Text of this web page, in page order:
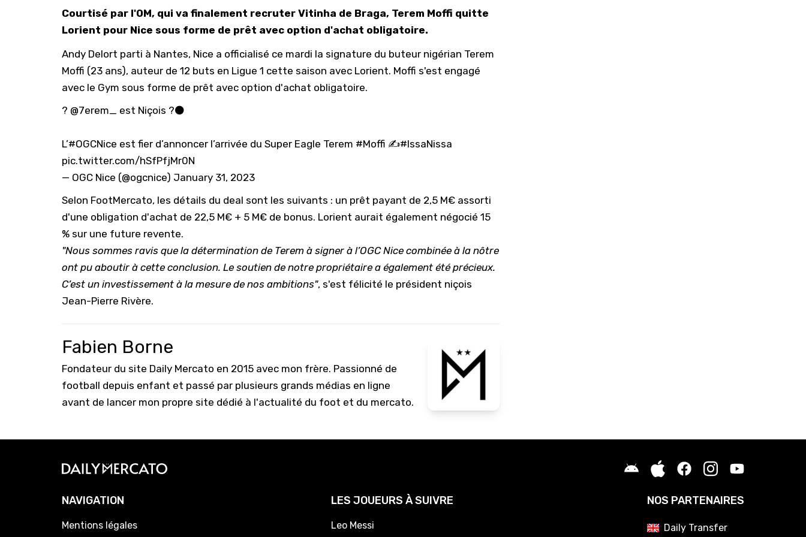
Courtisé par l'OM, qui va finalement recruter Vitinha de Braga, Terem Moffi quitte
Lorient pour Nice sous forme de prêt avec option d'achat obligatoire.
Andy Delort parti à Nantes, Nice a officialisé ce mardi la signature du buteur nigérian Terem
Moffi (23 ans), auteur de 12 buts en Ligue 1 cette saison avec Lorient. Moffi s'est engagé
avec le Gym sous forme de prêt avec option d'achat obligatoire.
? @7erem_ est Niçois ?⚫️
L’#OGCNice est fier d’annoncer l’arrivée du Super Eagle Terem #Moffi ✍️#IssaNissa
pic.twitter.com/hSfPfjMr0N
— OGC Nice (@ogcnice) January 31, 2023
Selon FootMercato, les détails du deal sont les suivants : un prêt payant de 2,5 M€ assorti
d'une obligation d'achat de 22,5 M€ + 5 M€ de bonus. Lorient aurait également négocié 15
% sur une future revente.
"Nous sommes ravis que la détermination de Terem à signer à l’OGC Nice combinée à la nôtre
ont pu aboutir à cette conclusion. Le soutien de notre propriétaire a également été précieux.
C’est un investissement à la mesure de nos ambitions", s'est félicité le président niçois
Jean-Pierre Rivère.
Fabien Borne
Fondateur du site Daily Mercato en 2015 avec mon frère. Passionné de
football depuis enfant et passé par plusieurs grands médias en ligne
avant de lancer mon propre site dédié à l'actualité du foot et du mercato.
NAVIGATION
Mentions légales
LES JOUEURS À SUIVRE
Leo Messi
NOS PARTENAIRES
Daily Transfer